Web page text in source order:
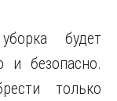
будет
и безопасно.
только